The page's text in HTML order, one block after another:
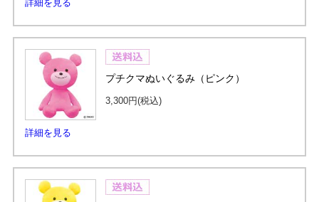
詳細を見る
詳細を見る
プチクマぬいぐるみ（ピンク）
3,300円(税込)